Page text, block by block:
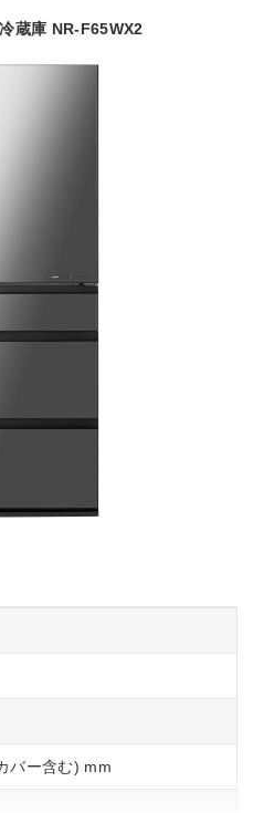
蔵庫 NR-F65WX2
バー含む) mm